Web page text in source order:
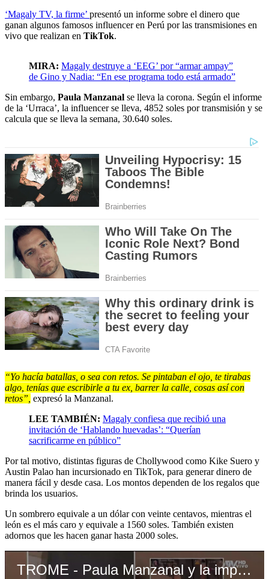
‘Magaly TV, la firme’ presentó un informe sobre el dinero que
ganan algunos famosos influencer en Perú por las transmisiones en
vivo que realizan en TikTok.
MIRA: Magaly destruye a ‘EEG’ por “armar ampay”
de Gino y Nadia: “En ese programa todo está armado”
Sin embargo, Paula Manzanal se lleva la corona. Según el informe
de la ‘Urraca’, la influencer se lleva, 4852 soles por transmisión y se
calcula que se lleva la semana, 30.640 soles.
“Yo hacía batallas, o sea con retos. Se pintaban el ojo, te tirabas
algo, tenías que escribirle a tu ex, barrer la calle, cosas así con
retos”, expresó la Manzanal.
LEE TAMBIÉN: Magaly confiesa que recibió una
invitación de ‘Hablando huevadas’: “Querían
sacrificarme en público”
Por tal motivo, distintas figuras de Chollywood como Kike Suero y
Austin Palao han incursionado en TikTok, para generar dinero de
manera fácil y desde casa. Los montos dependen de los regalos que
brinda los usuarios.
Un sombrero equivale a un dólar con veinte centavos, mientras el
león es el más caro y equivale a 1560 soles. También existen
adornos que les hacen ganar hasta 2000 soles.
TROME - Paula Manzanal y la impresionante cantidad que gana en TikTok